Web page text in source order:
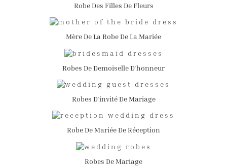
Robe Des Filles De Fleurs
Mère De La Robe De La Mariée
Robes De Demoiselle D'honneur
Robes D'invité De Mariage
Robe De Mariée De Réception
Robes De Mariage